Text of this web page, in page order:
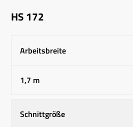
HS 172
Arbeitsbreite
1,7 m
Schnittgröße